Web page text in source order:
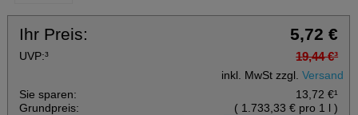
Ihr Preis: 5,72 €
UVP:³ 19,44 €³
inkl. MwSt zzgl.Versand
Sie sparen:
13,72 €¹
Grundpreis:
( 1.733,33 € pro 1 l)